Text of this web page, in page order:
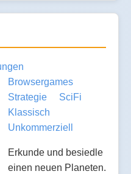
Browsergames
Strategie
SciFi
Klassisch
Unkommerziell
Erkunde und besiedle
einen neuen Planeten.